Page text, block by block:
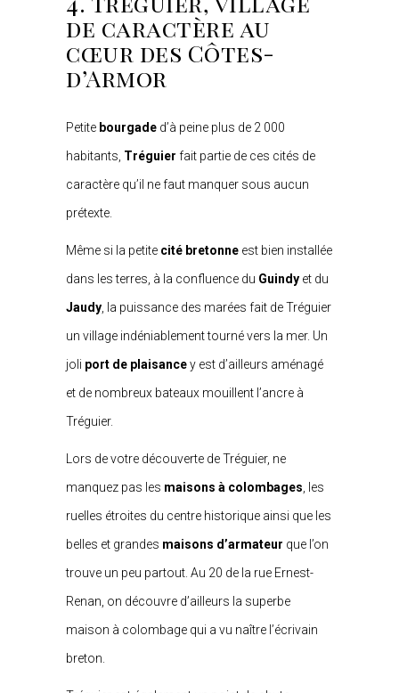
client
de caractère au
cœur des Côtes-
d’Armor
Petite bourgade d’à peine plus de 2 000
habitants, Tréguier fait partie de ces cités de
caractère qu’il ne faut manquer sous aucun
prétexte.
Même si la petite cité bretonne est bien installée
dans les terres, à la confluence du Guindy et du
Jaudy , la puissance des marées fait de Tréguier
un village indéniablement tourné vers la mer. Un
joli port de plaisancey est d’ailleurs aménagé
et de nombreux bateaux mouillent l’ancre à
Tréguier.
Lors de votre découverte de Tréguier, ne
manquez pas les maisons à colombages , les
ruelles étroites du centre historique ainsi que les
belles et grandes maisons d’armateur que l’on
trouve un peu partout. Au 20 de la rue Ernest-
Renan, on découvre d’ailleurs la superbe
maison à colombage qui a vu naître l’écrivain
breton.